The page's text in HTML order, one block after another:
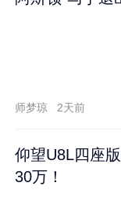
师梦琼 2天前
仰望U8L四座
30万！